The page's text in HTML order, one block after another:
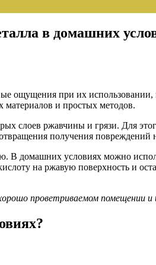
в домашних
ощущения при их
и простых методов.
слоев ржавчины и грязи. Для
получения повреждений
домашних условиях можно
на ржавую поверхность и
проветриваемом помещении и